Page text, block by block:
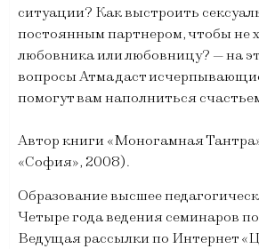
ситуации? Как выстроить
постоянным партнером, чтобы не
любовника или любовницу? — на
вопросы Атма даст
помогут вам наполниться
Автор книги «Моногамная
«София», 2008).
Образование высшее
Четыре года ведения семинаров
Ведущая рассылки по Интернет